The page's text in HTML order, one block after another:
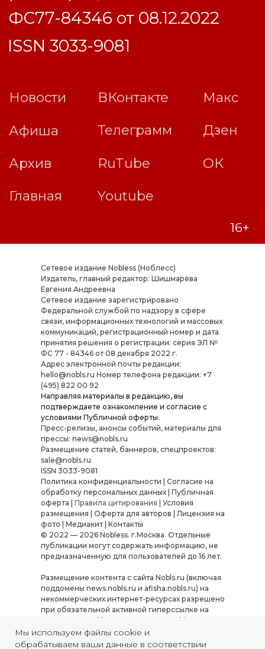
Мы используем файлы cookie и
обрабатываем ваши данные в соответствии
Сетевое издание Nobless (Ноблесс)
Издатель, главный редактор: Шишмарёва
Евгения Андреевна
Cетевое издание зарегистрировано
Федеральной службой по надзору в сфере
связи, информационных технологий и массовых
коммуникаций, регистрационный номер и дата
принятия решения о регистрации: серия ЭЛ №
ФС 77 - 84346 от 08 декабря 2022 г.
Адрес электронной почты редакции:
hello@nobls.ru Номер телефона редакции: +7
(495) 822 00 92
Направляя материалы в редакцию, вы
подтверждаете ознакомление и согласие с
условиями Публичной оферты.
Пресс-релизы, анонсы событий, материалы для
прессы: news@nobls.ru
Размещение статей, баннеров, спецпроектов:
sale@nobls.ru
ISSN 3033-9081
Политика конфиденциальности | Согласие на
обработку персональных данных| Публичная
оферта | Правила цитирования | Условия
размещения | Оферта для авторов | Лицензия на
фото | Медиакит| Контакты
© 2022 — 2026 Nobless. г.Москва. Отдельные
публикации могут содержать информацию, не
предназначенную для пользователей до 16 лет.
Размещение контента с сайта Nobls.ru (включая
поддомены news.nobls.ru и afisha.nobls.ru) на
некоммерческих интернет-ресурсах разрешено
при обязательной активной гиперссылке на
источник — Nobls.ru или «Журнал Nobless».
Использование материалов в коммерческих
целях, а также их копирование, переработка или